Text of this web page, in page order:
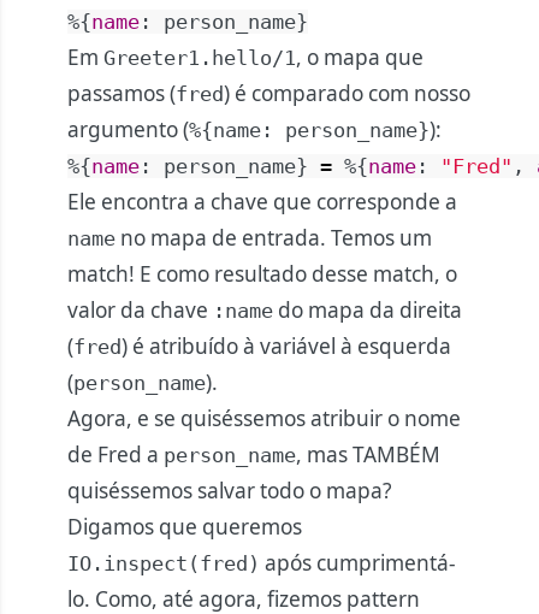
%{name : person_name}
Em Greeter1.hello/1, o mapa que
passamos (fred) é comparado com nosso
argumento (%{name: person_name}):
%{name : person_name} = %{name : "Fred" ,
Ele encontra a chave que corresponde a
name no mapa de entrada. Temos um
match! E como resultado desse match, o
valor da chave :name do mapa da direita
(fred) é atribuído à variável à esquerda
(person_name).
Agora, e se quiséssemos atribuir o nome
de Fred a person_name, mas TAMBÉM
quiséssemos salvar todo o mapa?
Digamos que queremos
IO.inspect(fred) após cumprimentá-
lo. Como, até agora, fizemos pattern